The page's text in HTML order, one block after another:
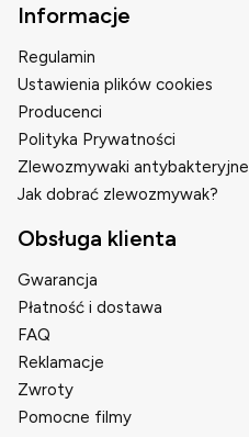
Linki w stopce
Informacje
Regulamin
Ustawienia plików cookies
Producenci
Polityka Prywatności
Zlewozmywaki antybakteryjne
Jak dobrać zlewozmywak?
Obsługa klienta
Gwarancja
Płatność i dostawa
FAQ
Reklamacje
Zwroty
Pomocne filmy